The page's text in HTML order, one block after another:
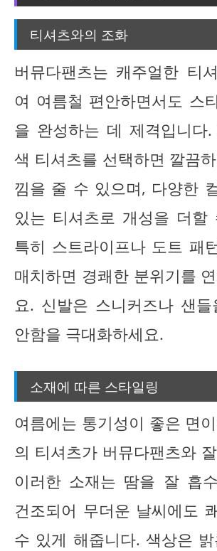
티셔츠와의 조화
버뮤다팬츠는 캐주얼한 티
여 여름철 편안하면서도 스
을 완성하는 데 제격입니다
색 티셔츠를 선택하면 깔끔
낌을 줄 수 있으며, 다양한
있는 티셔츠로 개성을 더할
특히 스트라이프나 도트 패
매치하면 경쾌한 분위기를
요. 신발은 스니커즈나 샌
안함을 극대화하세요.
소재에 따른 스타일링
여름에는 통기성이 좋은 면
의 티셔츠가 버뮤다팬츠와
이러한 소재는 땀을 잘 흡
건조되어 무더운 날씨에도
수 있게 해줍니다. 색상은